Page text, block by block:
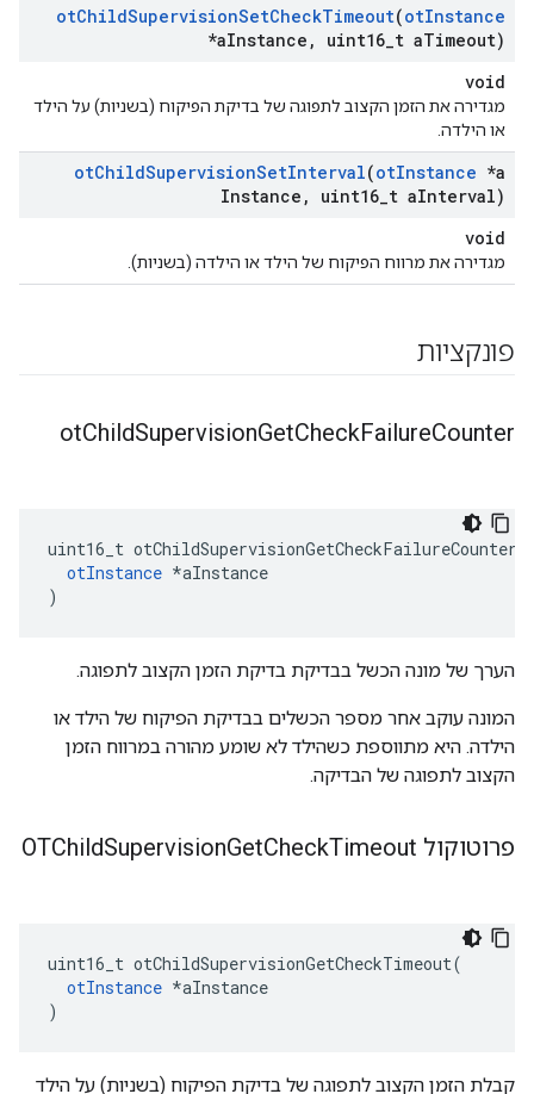
otChildSupervisionSetCheckTimeout(otInstance
*aInstance , uint16 t aTimeout)
void
מגדירה את הזמן הקצוב לתפוגה של בדיקת הפיקוח (בשניות) על הילד
או הילדה.
otChildSupervisionSetInterval(otInstance *a
Instance , uint16 t aInterval)
void
מגדירה את מרווח הפיקוח של הילד או הילדה (בשניות).
פונקציות
otChildSupervisionGetCheckFailureCounter
uint16_t otChildSupervisionGetCheckFailureCounter
otInstance *aInstance
)
הערך של מונה הכשל בבדיקת בדיקת הזמן הקצוב לתפוגה.
המונה עוקב אחר מספר הכשלים בבדיקת הפיקוח של הילד או
הילדה. היא מתווספת כשהילד לא שומע מהורה במרווח הזמן
הקצוב לתפוגה של הבדיקה.
פרוטוקול OTChild SupervisionGetCheckTimeout
uint16_t otChildSupervisionGetCheckTimeout(
otInstance *aInstance
)
קבלת הזמן הקצוב לתפוגה של בדיקת הפיקוח (בשניות) על הילד